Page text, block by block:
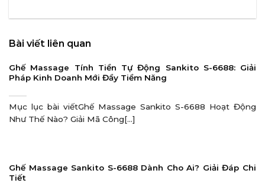
Bài viết liên quan
Ghế Massage Tính Tiền Tự Động Sankito S-6688: Giải
Pháp Kinh Doanh Mới Đầy Tiềm Năng
Mục lục bài viếtGhế Massage Sankito S-6688 Hoạt Động
Như Thế Nào? Giải Mã Công[...]
Ghế Massage Sankito S-6688 Dành Cho Ai? Giải Đáp Chi
Tiết